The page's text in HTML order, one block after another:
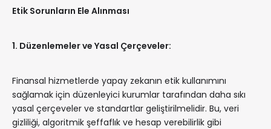
Etik Sorunların Ele Alınması
1. Düzenlemeler ve Yasal Çerçeveler:
Finansal hizmetlerde yapay zekanın etik kullanımını
sağlamak için düzenleyici kurumlar tarafından daha sıkı
yasal çerçeveler ve standartlar geliştirilmelidir. Bu, veri
gizliliği, algoritmik şeffaflık ve hesap verebilirlik gibi